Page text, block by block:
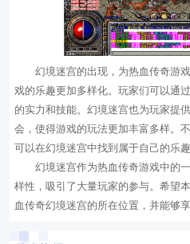
幻境迷宫的出现，为热血传奇游
戏的乐趣更加多样化。玩家们可以通
的实力和技能。幻境迷宫也为玩家提
会，使得游戏的玩法更加丰富多样。
可以在幻境迷宫中找到属于自己的乐趣
幻境迷宫作为热血传奇游戏中的
样性，吸引了大量玩家的参与。希望
血传奇幻境迷宫的所在位置，并能够